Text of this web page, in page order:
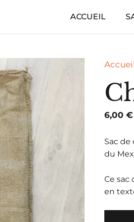
ACCUEIL
Accueil
6,00 €
Sac de
du
Ce sac
en